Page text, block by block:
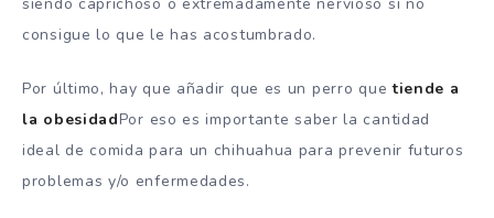
siendo caprichoso o extremadamente nervioso si no
consigue lo que le has acostumbrado.
Por último, hay que añadir que es un perro quetiende a
la obesidadPor eso es importante saber la cantidad
ideal de comida para un chihuahua para prevenir futuros
problemas y/o enfermedades.